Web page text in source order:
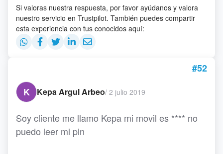
Si valoras nuestra respuesta, por favor ayúdanos y valora
nuestro servicio en Trustpilot. También puedes compartir
esta experiencia con tus conocidos aquí:
#52
K
Kepa Argul Arbeo/ 2 julio 2019
Soy cliente me llamo Kepa mi movil es **** no
puedo leer mi pin